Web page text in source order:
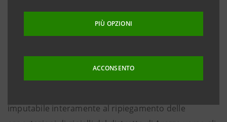
PIÙ OPZIONI
ACCONSENTO
sono tornate a superare i 3,1 miliardi di euro, con un
incremento del 4% rispetto allo stesso periodo del
2013.
primo trimestre ma non desta preoccupazioni sul
imputabile interamente al ripiegamento delle